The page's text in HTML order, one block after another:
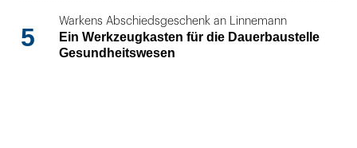
5
Warkens Abschiedsgeschenk an Linnemann
Ein Werkzeugkasten für die Dauerbaustelle
Gesundheitswesen